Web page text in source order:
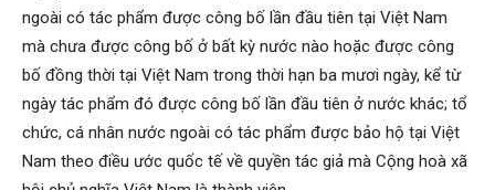
ngoài có tác phẩm được công bố lần đầu tiên tại Việt Nam
mà chưa được công bố ở bất kỳ nước nào hoặc được công
bố đồng thời tại Việt Nam trong thời hạn ba mươi ngày, kể từ
ngày tác phẩm đó được công bố lần đầu tiên ở nước khác; tổ
chức, cá nhân nước ngoài có tác phẩm được bảo hộ tại Việt
Nam theo điều ước quốc tế về quyền tác giả mà Cộng hoà xã